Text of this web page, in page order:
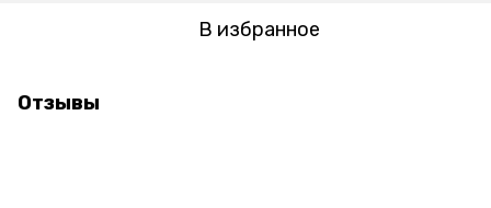
В избранное
Отзывы